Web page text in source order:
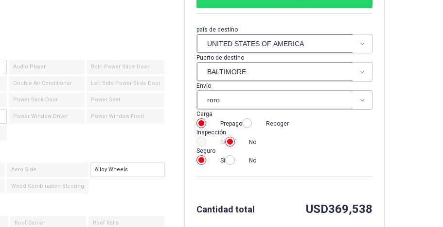
pais de destino
Puerto de destino
Envío
Carga
Prepago
Recoger
Inspección
Sí
No
Seguro
Sí
No
Cantidad total USD369,538
Audio Player Both Power Slide Door
Double Air Conditioner Left Side Power Slide Door
Power Back Door Power Seat
Power Window Driver Power Window Front
Aero Side Alloy Wheels
Wood Combination Steering
Roof Carrier Roof Rails